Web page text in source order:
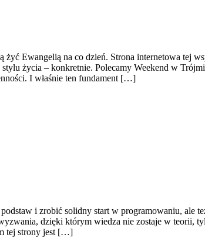
Ewangelią na co dzień. Strona internetowa tej
życia – konkretnie. Polecamy Weekend w
I właśnie ten fundament […]
i zrobić solidny start w programowaniu,
dzięki którym wiedza nie zostaje w teorii,
tej strony jest […]